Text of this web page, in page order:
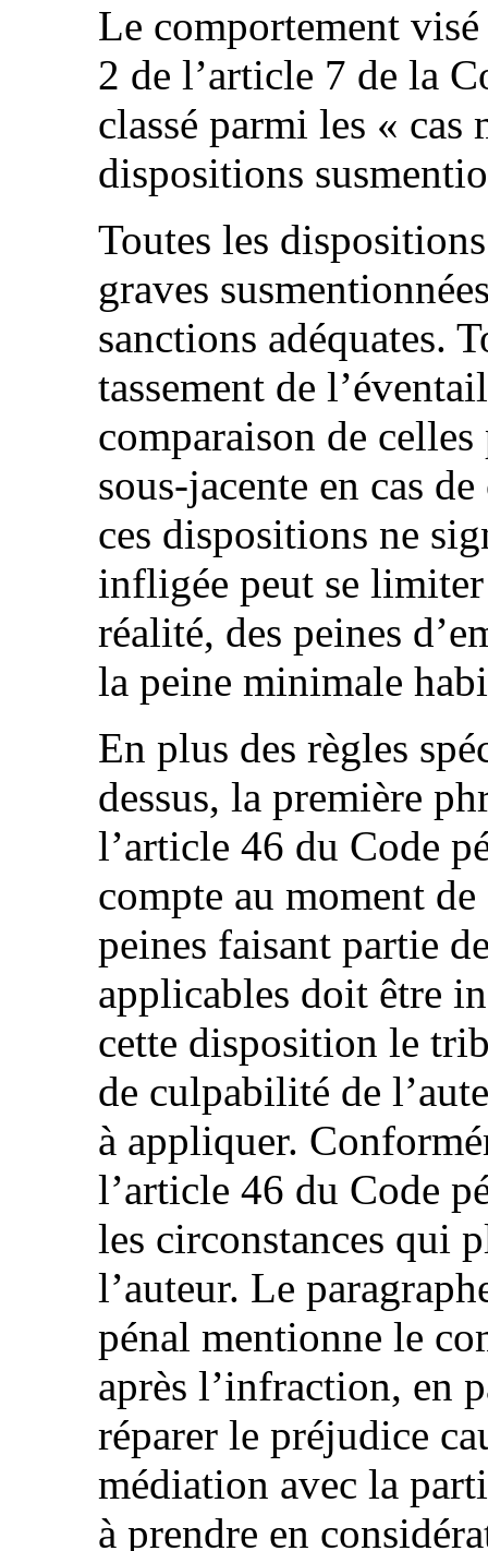
Le comportement
2 de l’article 7 de la
classé parmi les « cas
dispositions
Toutes les
graves
sanctions adéquates.
tassement de
comparaison de
sous-jacente en cas
ces dispositions ne
infligée peut se
réalité, des peines
la peine minimale
En plus des règles
dessus, la première
l’article 46 du Code
compte au moment
peines faisant partie
applicables doit être
cette disposition le
de culpabilité de
à appliquer.
l’article 46 du Code
les circonstances qui
l’auteur. Le
pénal mentionne le
après l’infraction, en
réparer le préjudice
médiation avec la
à prendre en